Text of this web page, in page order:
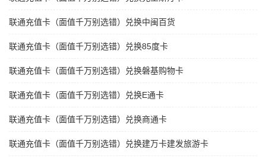
联通充值卡（面值千万别选错）兑换中闽百货
联通充值卡（面值千万别选错）兑换85度卡
联通充值卡（面值千万别选错）兑换磐基购物卡
联通充值卡（面值千万别选错）兑换E通卡
联通充值卡（面值千万别选错）兑换商通卡
联通充值卡（面值千万别选错）兑换建万卡建发旅游卡